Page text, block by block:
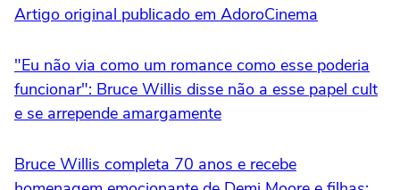
Artigo original publicado em AdoroCinema
"Eu não via como um romance como esse poderia
funcionar": Bruce Willis disse não a esse papel cult
e se arrepende amargamente
Bruce Willis completa 70 anos e recebe